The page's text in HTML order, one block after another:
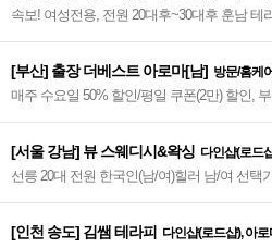
속보! 여성전용, 전원 20대후~30대후 훈남 테
[부산] 출장 더베스트 아로마[남] 방문/홈케
매주 수요일 50% 할인/평일 쿠폰(2만) 할인,
[서울 강남] 뷰 스웨디시&왁싱 다인샵(로드
선릉 20대 전원 한국인(남/여)힐러 남/여 선택
[인천 송도] 김쌤 테라피 다인샵(로드샵), 아